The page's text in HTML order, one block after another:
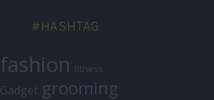
#HASHTAG
fashion fitness
Gadget grooming